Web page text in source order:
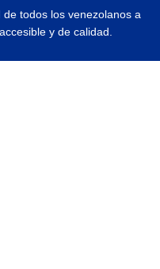
todos los venezolanos a
y de calidad.